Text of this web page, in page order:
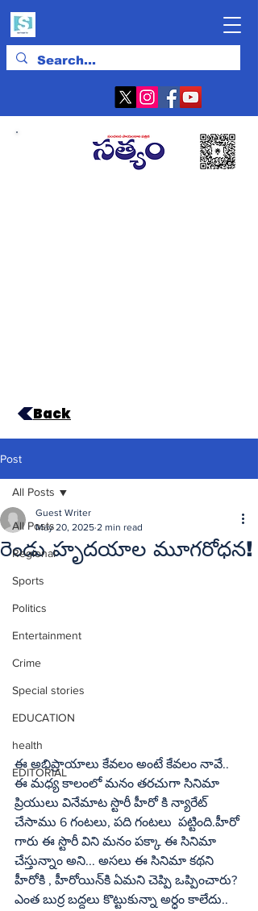
Back
Post
All Posts
Regional
Sports
Politics
Entertainment
Crime
Special stories
EDUCATION
health
EDITORIAL
All Posts
రెండు హృదయాల మూగరోధన!
Guest Writer
May 20, 2025 2 min read
ఈ అభిప్రాయాలు కేవలం అంటే కేవలం నావే..
ఈ మధ్య కాలంలో మనం తరచుగా సినిమా
ప్రియులు వినేమాట స్టొరీ హీరో కి న్యారేట్‌
చేసాము 6 గంటలు, పది గంటలు  పట్టింది.హీరో
గారు ఈ స్టొరీ విని మనం పక్కా ఈ సినిమా
చేస్తున్నాం అని... అసలు ఈ సినిమా కథని
హీరోకి , హీరోయిన్‌కి ఏమని చెప్పి ఒప్పించారు?
ఎంత బుర్ర బద్దలు కొట్టుకున్నా అర్ధం కాలేదు..